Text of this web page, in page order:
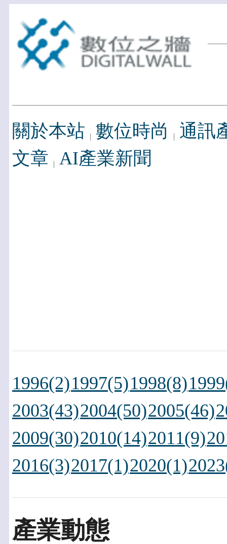
關於本站 數位時尚
通訊
文章 AI產業新聞
1996(2)1997(5)1998(8)
2003(43)2004(50)2005(46)
2009(30)2010(14)2011(9)
2016(3)2017(1)2020(1)
產業動態